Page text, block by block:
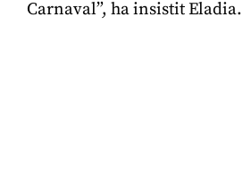
Carnaval”, ha insistit Eladia.